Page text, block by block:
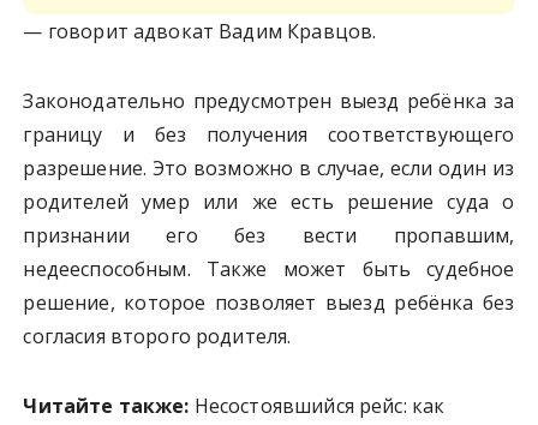
— говорит адвокат Вадим Кравцов.
Законодательно предусмотрен выезд ребёнка за
границу и без получения соответствующего
разрешение. Это возможно в случае, если один из
родителей умер или же есть решение суда о
признании его без вести пропавшим,
недееспособным. Также может быть судебное
решение, которое позволяет выезд ребёнка без
согласия второго родителя.
Читайте также: Несостоявшийся рейс: как